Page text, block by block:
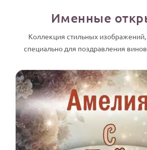
Именные
Коллекция стильных
специально для поздравления